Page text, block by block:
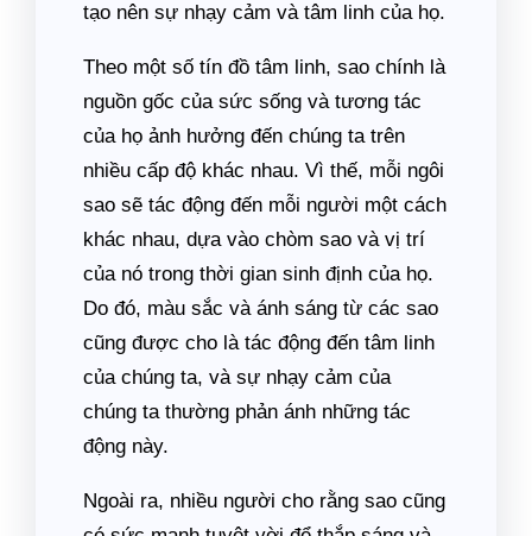
tạo nên sự nhạy cảm và tâm linh của họ.
Theo một số tín đồ tâm linh, sao chính là
nguồn gốc của sức sống và tương tác
của họ ảnh hưởng đến chúng ta trên
nhiều cấp độ khác nhau. Vì thế, mỗi ngôi
sao sẽ tác động đến mỗi người một cách
khác nhau, dựa vào chòm sao và vị trí
của nó trong thời gian sinh định của họ.
Do đó, màu sắc và ánh sáng từ các sao
cũng được cho là tác động đến tâm linh
của chúng ta, và sự nhạy cảm của
chúng ta thường phản ánh những tác
động này.
Ngoài ra, nhiều người cho rằng sao cũng